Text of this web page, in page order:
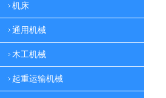
机床
通用机械
木工机械
起重运输机械